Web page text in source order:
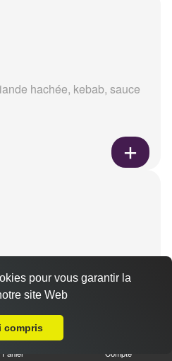
hachée, kebab, sauce
Panier Compte
pour vous garantir la
site Web
compris